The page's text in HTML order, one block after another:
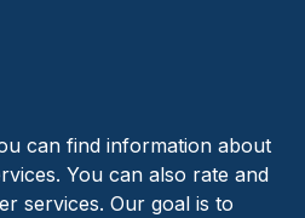
can find information about
You can also rate and
services. Our goal is to